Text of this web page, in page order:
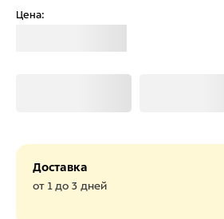
Цена:
Доставка
от 1 до 3 дней